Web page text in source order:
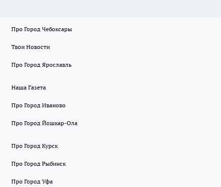
Про Город Чебоксары
Твои Новости
Про Город Ярославль
Наша Газета
Про Город Иваново
Про Город Йошкар-Ола
Про Город Курск
Про Город Рыбинск
Про Город Уфа